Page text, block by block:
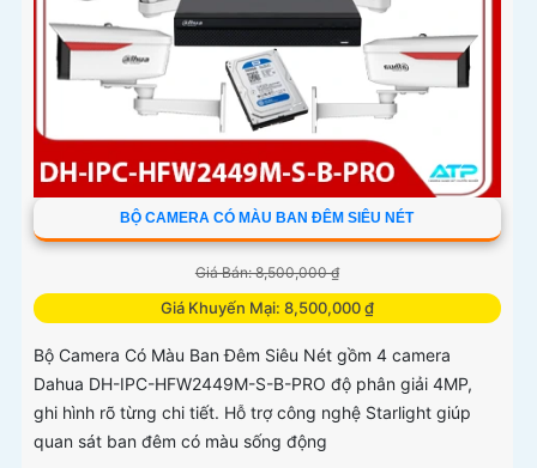
BỘ CAMERA CÓ MÀU BAN ĐÊM SIÊU NÉT
Giá Bán: 8,500,000 ₫
Giá Khuyến Mại: 8,500,000 ₫
Bộ Camera Có Màu Ban Đêm Siêu Nét gồm 4 camera
Dahua DH-IPC-HFW2449M-S-B-PRO độ phân giải 4MP,
ghi hình rõ từng chi tiết. Hỗ trợ công nghệ Starlight giúp
quan sát ban đêm có màu sống động